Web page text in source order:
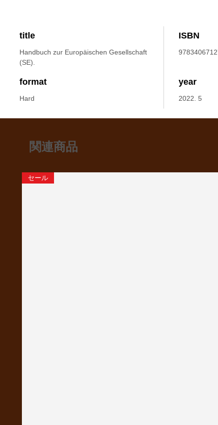
title
Handbuch zur Europäischen Gesellschaft
(SE).
ISBN
format
Hard
year
2022. 5
関連商品
セール